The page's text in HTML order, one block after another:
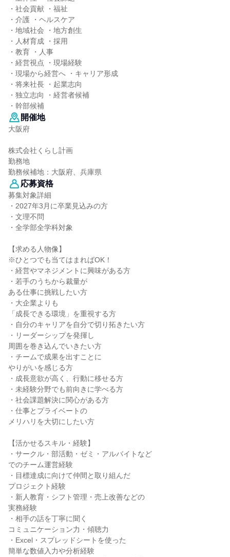
・社会貢献 ・福祉
・介護 ・ヘルスケア
・地域社会 ・地方創生
・人材育成 ・採用
・教育 ・人事
・経営視点 ・現場経験
・現場から経営へ ・キャリア形成
・将来社長 ・起業志向
・独立志向 ・経営者候補
・幹部候補
開催地
大阪府
株式会社くらし計画
勤務地
勤務候補地：大阪府、兵庫県
応募資格
募集対象詳細
・2027年3月に卒業見込みの方
・文理不問
・全学部全学科対象
【求める人物像】
※ひとつでも当てはまればOK！
・経営やマネジメントに興味がある方
・若手のうちから裁量が
ある仕事に挑戦したい方
・大企業よりも
「成長できる環境」を重視する方
・自分のキャリアを自分で切り拓きたい方
・リーダーシップを発揮し
周囲を巻き込んでいきたい方
・チームで成果を出すことに
やりがいを感じる方
・成長意欲が高く、行動に移せる方
・未経験分野でも前向きに学べる方
・社会課題解決に関心がある方
・仕事とプライベートの
メリハリを大切にしたい方
【活かせるスキル・経験】
・サークル・部活動・ゼミ・アルバイトなど
でのチーム運営経験
・目標達成に向けて仲間と取り組んだ
プロジェクト経験
・新人教育・シフト管理・売上改善などの
実務経験
・相手の話を丁寧に聞く
コミュニケーション力・傾聴力
・Excel・スプレッドシートを使った
簡単な数値入力や分析経験